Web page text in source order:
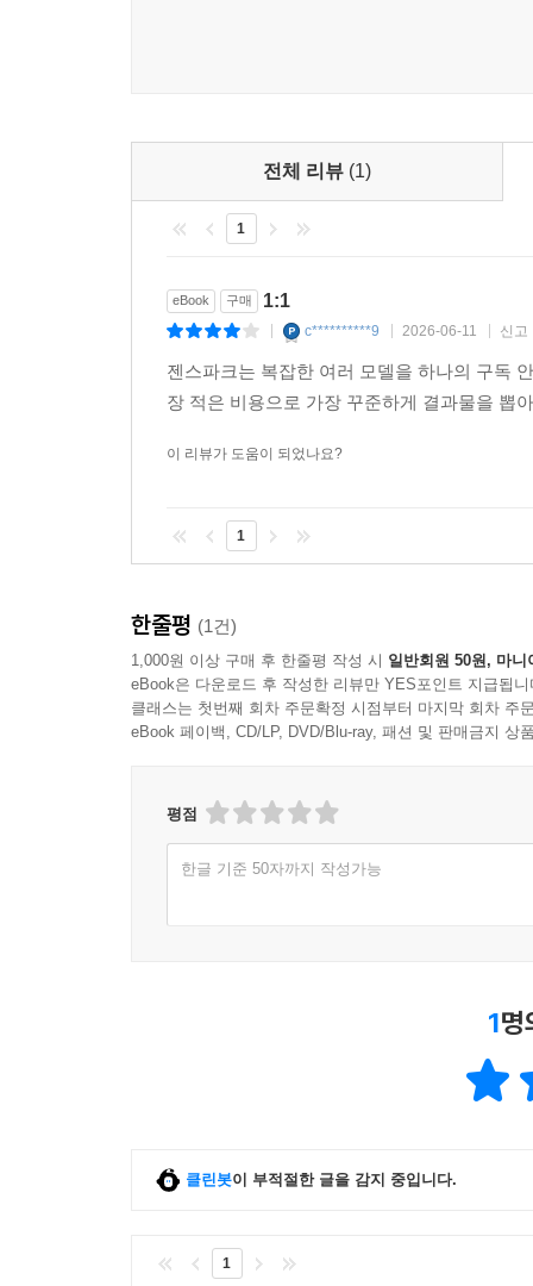
전체 리뷰 (1)
1
eBook 구매 1:1
c**********9 2026-06-11 신고
젠스파크는 복잡한 여러 모델을 하나의 구독
장 적은 비용으로 가장 꾸준하게 결과물을 뽑
이 리뷰가 도움이 되었나요?
1
한줄평 (1건)
1,000원 이상 구매 후 한줄평 작성 시 일반회원 50원, 마니
eBook은 다운로드 후 작성한 리뷰만 YES포인트 지급됩니
클래스는 첫번째 회차 주문확정 시점부터 마지막 회차 주
eBook 페이백, CD/LP, DVD/Blu-ray, 패션 및 판매금지 상
평점
한글 기준 50자까지 작성가능
1명
클린봇이 부적절한 글을 감지 중입니다.
1